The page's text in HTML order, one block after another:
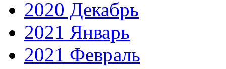
2020 Декабрь
2021 Январь
2021 Февраль